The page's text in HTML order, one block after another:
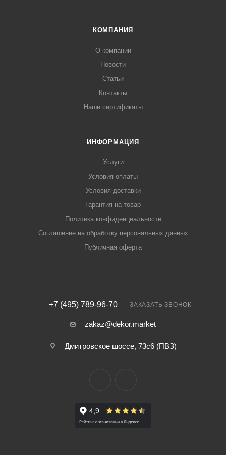
КОМПАНИЯ
О компании
Новости
Статьи
Контакты
Наши сертификаты
ИНФОРМАЦИЯ
Услуги
Условия оплаты
Условия доставки
Гарантия на товар
Политика конфиденциальности
Соглашение на обработку персональных данных
Публичная оферта
+7 (495) 789-96-70 ЗАКАЗАТЬ ЗВОНОК
zakaz@dekor.market
Дмитровское шоссе, 73с6 (ПВЗ)